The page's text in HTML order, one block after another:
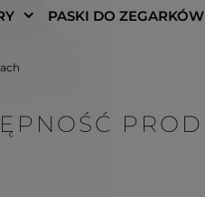
PASKI DO ZEGARKÓW